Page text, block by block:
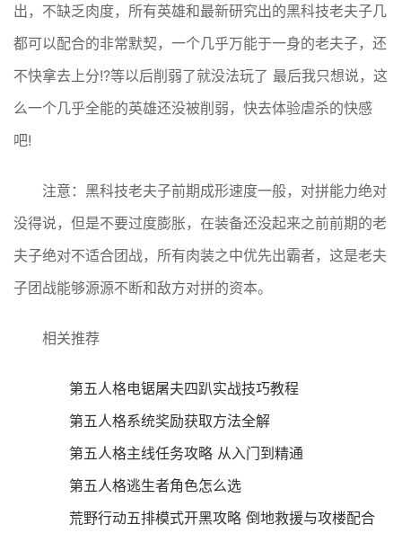
出，不缺乏肉度，所有英雄和最新研究出的黑科技老夫子几
都可以配合的非常默契，一个几乎万能于一身的老夫子，还
不快拿去上分!?等以后削弱了就没法玩了 最后我只想说，这
么一个几乎全能的英雄还没被削弱，快去体验虐杀的快感
吧!
注意：黑科技老夫子前期成形速度一般，对拼能力绝对
没得说，但是不要过度膨胀，在装备还没起来之前前期的老
夫子绝对不适合团战，所有肉装之中优先出霸者，这是老夫
子团战能够源源不断和敌方对拼的资本。
相关推荐
第五人格电锯屠夫四趴实战技巧教程
第五人格系统奖励获取方法全解
第五人格主线任务攻略 从入门到精通
第五人格逃生者角色怎么选
荒野行动五排模式开黑攻略 倒地救援与攻楼配合